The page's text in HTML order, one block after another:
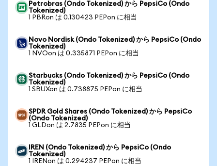
Petrobras (Ondo Tokenized) から PepsiCo (Ondo
Tokenized)
1 PBRon は 0.130423 PEPon に相当
Novo Nordisk (Ondo Tokenized) から PepsiCo (Ondo
Tokenized)
1 NVOon は 0.335871 PEPon に相当
Starbucks (Ondo Tokenized) から PepsiCo (Ondo
Tokenized)
1 SBUXon は 0.738875 PEPon に相当
SPDR Gold Shares (Ondo Tokenized) から PepsiCo
(Ondo Tokenized)
1 GLDon は 2.7835 PEPon に相当
IREN (Ondo Tokenized) から PepsiCo (Ondo
Tokenized)
1 IRENon は 0.294237 PEPon に相当